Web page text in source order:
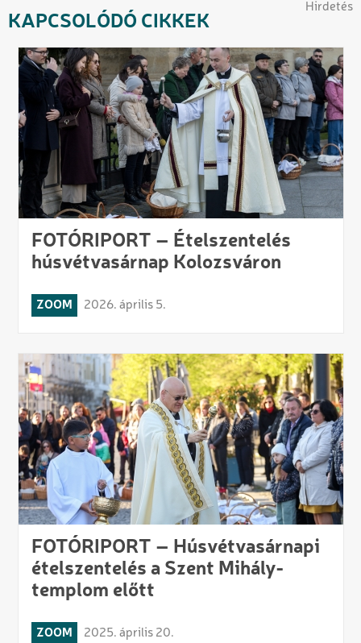
Hirdetés
KAPCSOLÓDÓ CIKKEK
FOTÓRIPORT – Ételszentelés
húsvétvasárnap Kolozsváron
ZOOM 2026. április 5.
FOTÓRIPORT – Húsvétvasárnapi
ételszentelés a Szent Mihály-
templom előtt
ZOOM 2025. április 20.